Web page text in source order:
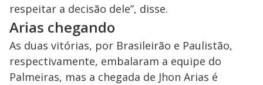
respeitar a decisão dele”, disse.
Arias chegando
As duas vitórias, por Brasileirão e Paulistão,
respectivamente, embalaram a equipe do
Palmeiras, mas a chegada de Jhon Arias é